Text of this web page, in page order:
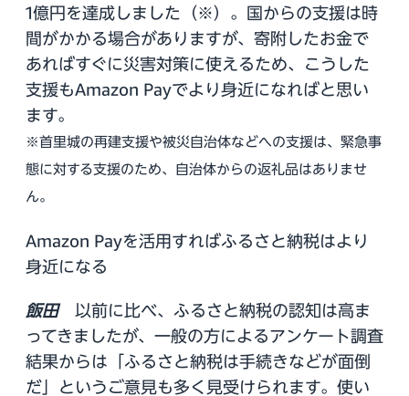
1億円を達成しました（※）。国からの支援は時
間がかかる場合がありますが、寄附したお金で
あればすぐに災害対策に使えるため、こうした
支援もAmazon Payでより身近になればと思い
ます。
※首里城の再建支援や被災自治体などへの支援は、緊急事
態に対する支援のため、自治体からの返礼品はありませ
ん。
Amazon Payを活用すればふるさと納税はより
身近になる
飯田以前に比べ、ふるさと納税の認知は高ま
ってきましたが、一般の方によるアンケート調査
結果からは「ふるさと納税は手続きなどが面倒
だ」というご意見も多く見受けられます。使い